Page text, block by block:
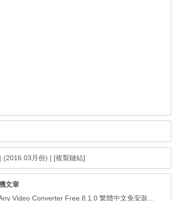
(2016.03月份) | [複製鏈結]
文章
Video Converter Free 8.1.0 繁體中文免安裝，影片下載轉檔燒錄播放工具